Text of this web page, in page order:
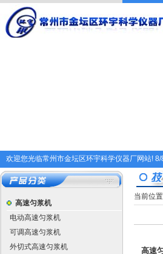
欢迎您光临常州市金坛区环宇科学仪器厂网站! 8/
高速匀浆机
电动高速匀浆机
可调高速匀浆机
外切式高速匀浆机
当前位置
高速